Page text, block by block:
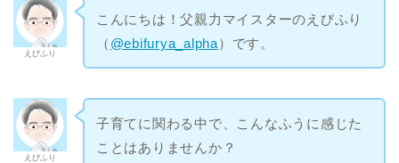
えびふり
こんにちは！父親力マイスターのえびふり
（ @ebifurya_alpha）です。
えびふり
子育てに関わる中で、こんなふうに感じた
ことはありませんか？